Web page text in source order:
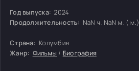
Год выпуска: 2024
Продолжительность: NaN ч. NaN м. ( м.)
Страна: Колумбия
Жанр: Фильмы / Биография